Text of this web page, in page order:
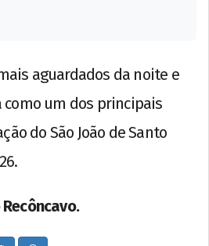
aguardados da noite e
um dos principais
do São João de Santo